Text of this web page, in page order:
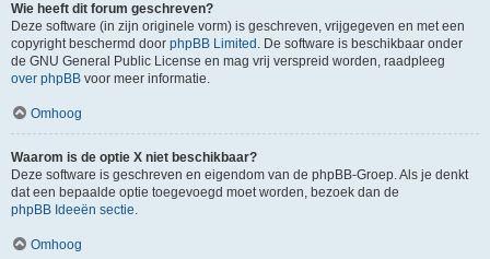
Wie heeft dit forum geschreven?
Deze software (in zijn originele vorm) is geschreven, vrijgegeven en met een
copyright beschermd door phpBB Limited . De software is beschikbaar onder
de GNU General Public License en mag vrij verspreid worden, raadpleeg
over phpBB voor meer informatie.
Omhoog
Waarom is de optie X niet beschikbaar?
Deze software is geschreven en eigendom van de phpBB-Groep. Als je denkt
dat een bepaalde optie toegevoegd moet worden, bezoek dan de
phpBB Ideeën sectie.
Omhoog